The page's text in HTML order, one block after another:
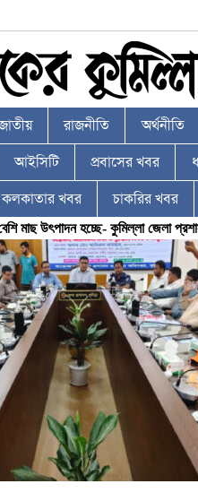
রাজনীতি অর্থনীতি
আইসিটি প্রবাসের খবর
কলকাতার খবর চাকরির খবর
মাছ উৎপাদন হচ্ছে- কুমিল্লা জেলা